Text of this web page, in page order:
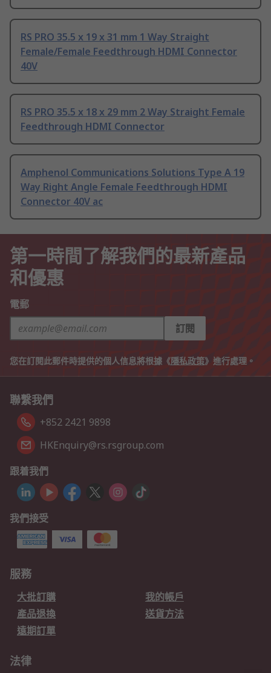
RS PRO 35.5 x 19 x 31 mm 1 Way Straight
Female/Female Feedthrough HDMI Connector
40V
RS PRO 35.5 x 18 x 29 mm 2 Way Straight Female
Feedthrough HDMI Connector
Amphenol Communications Solutions Type A 19
Way Right Angle Female Feedthrough HDMI
Connector 40V ac
第一時間了解我們的最新產品
和優惠
電郵
訂閱
您在訂閱此郵件時提供的個人信息將根據《隱私政策》進行處理。
聯繫我們
+852 2421 9898
HKEnquiry@rs.rsgroup.com
跟着我們
我們接受
服務
大批訂購
我的帳戶
產品退換
送貨方法
遠期訂單
法律